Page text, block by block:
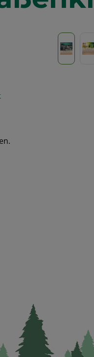
Bildergalerie